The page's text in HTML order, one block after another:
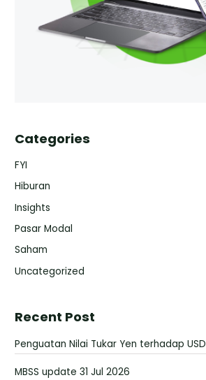
Categories
FYI
Hiburan
Insights
Pasar Modal
Saham
Uncategorized
Recent Post
Penguatan Nilai Tukar Yen terhadap USD
MBSS update 31 Jul 2026